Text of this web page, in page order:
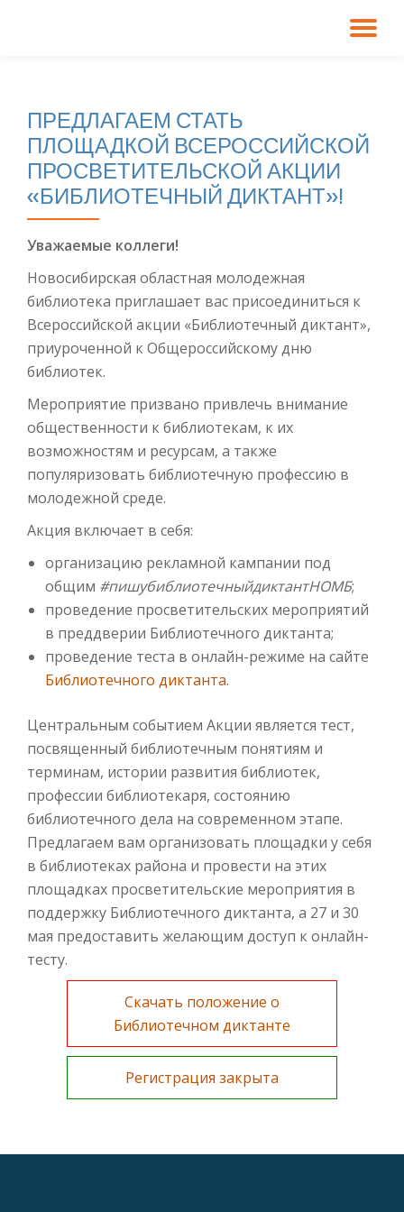
ПРЕДЛАГАЕМ СТАТЬ
ПЛОЩАДКОЙ ВСЕРОССИЙСКОЙ
ПРОСВЕТИТЕЛЬСКОЙ АКЦИИ
«БИБЛИОТЕЧНЫЙ ДИКТАНТ»!
Уважаемые коллеги!
Новосибирская областная молодежная
библиотека приглашает вас присоединиться к
Всероссийской акции «Библиотечный диктант»,
приуроченной к Общероссийскому дню
библиотек.
Мероприятие призвано привлечь внимание
общественности к библиотекам, к их
возможностям и ресурсам, а также
популяризовать библиотечную профессию в
молодежной среде.
Акция включает в себя:
организацию рекламной кампании под
общим #пишубиблиотечныйдиктантНОМБ;
проведение просветительских мероприятий
в преддверии Библиотечного диктанта;
проведение теста в онлайн-режиме на сайте
Библиотечного диктанта.
Центральным событием Акции является тест,
посвященный библиотечным понятиям и
терминам, истории развития библиотек,
профессии библиотекаря, состоянию
библиотечного дела на современном этапе.
Предлагаем вам организовать площадки у себя
в библиотеках района и провести на этих
площадках просветительские мероприятия в
поддержку Библиотечного диктанта, а 27 и 30
мая предоставить желающим доступ к онлайн-
тесту.
Скачать положение о
Библиотечном диктанте
Регистрация закрыта